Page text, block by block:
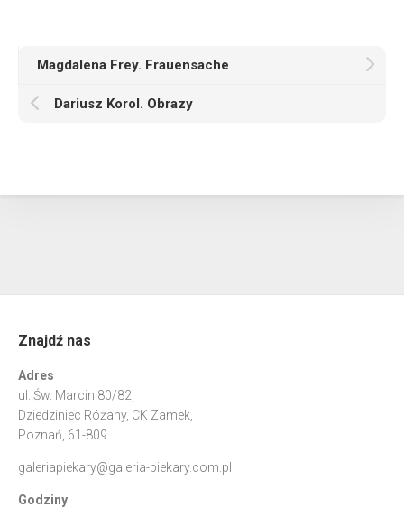
Magdalena Frey. Frauensache
Dariusz Korol. Obrazy
Znajdź nas
Adres
ul. Św. Marcin 80/82,
Dziedziniec Różany, CK Zamek,
Poznań, 61-809
galeriapiekary@galeria-piekary.com.pl
Godziny